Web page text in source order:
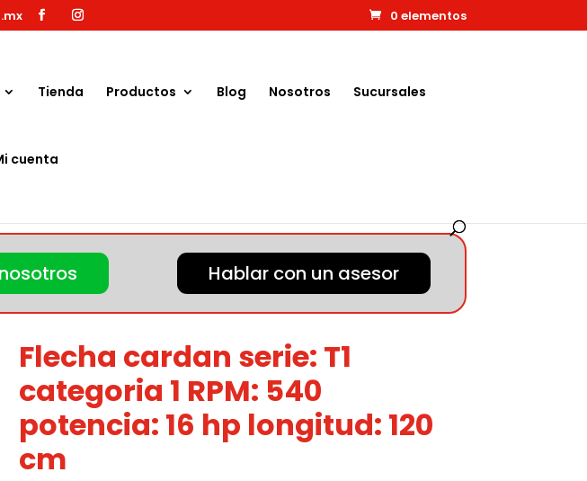
0 elementos
Tienda Productos Blog Nosotros Sucursales
cuenta
Búsqueda
Hablar con un asesor
Flecha cardan serie: T1
categoria 1 RPM: 540
potencia: 16 hp longitud: 120
cm